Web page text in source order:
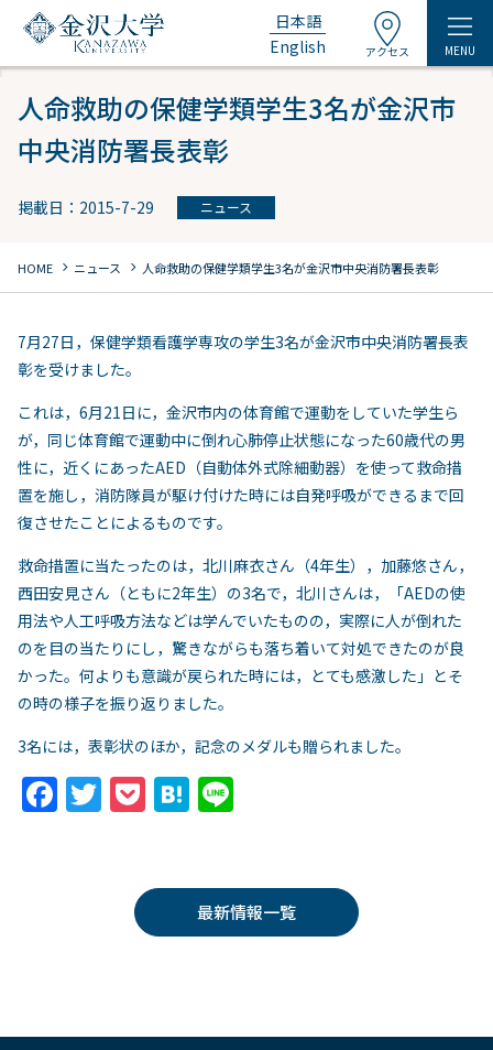
日本語
English
アクセス MENU
人命救助の保健学類学生3名が金沢市
中央消防署長表彰
掲載日：2015-7-29 ニュース
HOME chevron_right ニュース chevron_right 人命救助の保健学類学生3名が金沢市中央消防署長表彰
7月27日，保健学類看護学専攻の学生3名が金沢市中央消防署長表
彰を受けました。
これは，6月21日に，金沢市内の体育館で運動をしていた学生ら
が，同じ体育館で運動中に倒れ心肺停止状態になった60歳代の男
性に，近くにあったAED（自動体外式除細動器）を使って救命措
置を施し，消防隊員が駆け付けた時には自発呼吸ができるまで回
復させたことによるものです。
救命措置に当たったのは，北川麻衣さん（4年生），加藤悠さん，
西田安見さん（ともに2年生）の3名で，北川さんは，「AEDの使
用法や人工呼吸方法などは学んでいたものの，実際に人が倒れた
のを目の当たりにし，驚きながらも落ち着いて対処できたのが良
かった。何よりも意識が戻られた時には，とても感激した」とそ
の時の様子を振り返りました。
3名には，表彰状のほか，記念のメダルも贈られました。
F T
er
P
k
et
H
n
a
最新情報一覧